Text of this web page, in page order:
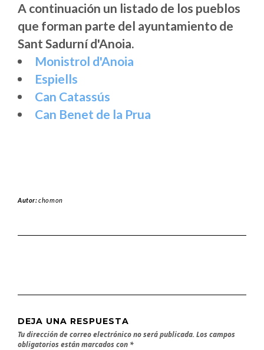
A continuación un listado de los pueblos
que forman parte del ayuntamiento de
Sant Sadurní d'Anoia.
Monistrol d'Anoia
Espiells
Can Catassús
Can Benet de la Prua
Autor:chomon
DEJA UNA RESPUESTA
Tu dirección de correo electrónico no será publicada. Los campos
obligatorios están marcados con *